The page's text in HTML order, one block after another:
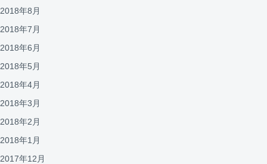
2018年8月
2018年7月
2018年6月
2018年5月
2018年4月
2018年3月
2018年2月
2018年1月
2017年12月